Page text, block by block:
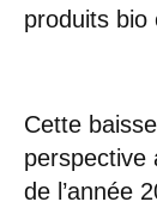
produits bio
Cette
perspective
de l’année